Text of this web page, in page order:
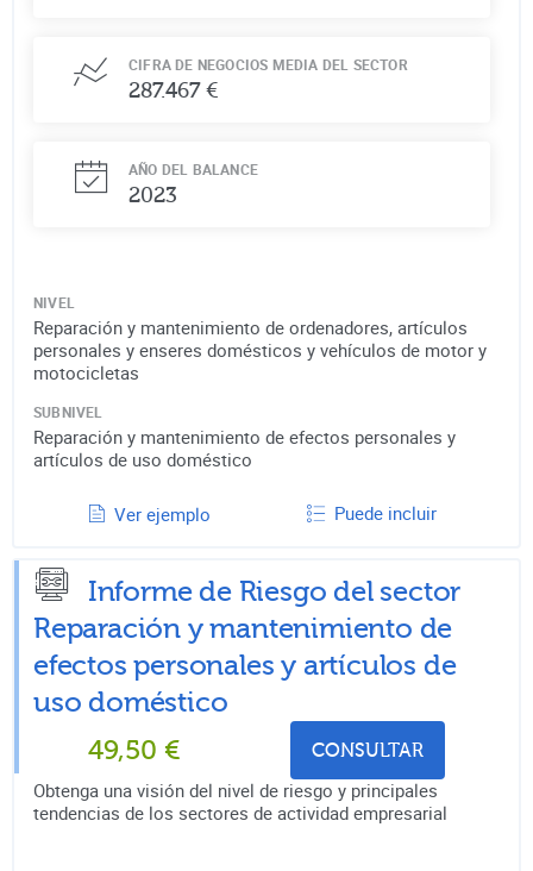
CIFRA DE NEGOCIOS MEDIA DEL SECTOR
287.467 €
AÑO DEL BALANCE
2023
NIVEL
Reparación y mantenimiento de ordenadores, artículos
personales y enseres domésticos y vehículos de motor y
motocicletas
SUBNIVEL
Reparación y mantenimiento de efectos personales y
artículos de uso doméstico
Ver ejemplo Puede incluir
Informe de Riesgo del sector
Reparación y mantenimiento de
efectos personales y artículos de
uso doméstico
49,50 € CONSULTAR
Obtenga una visión del nivel de riesgo y principales
tendencias de los sectores de actividad empresarial